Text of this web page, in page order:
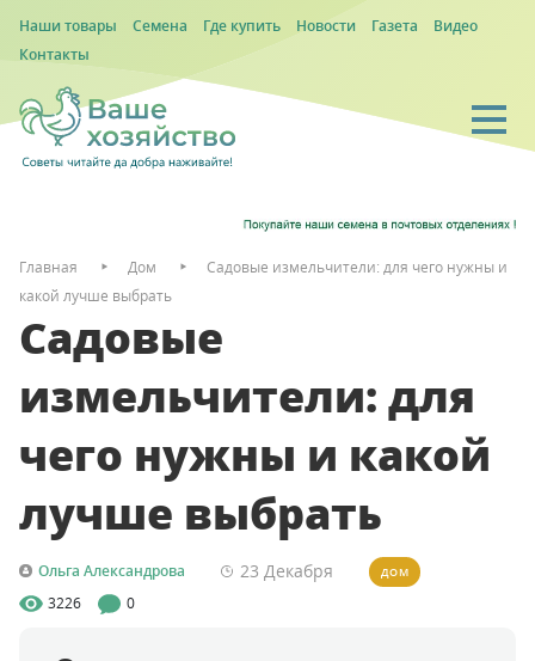
Наши товары Семена Где купить Новости Газета
Видео
Контакты
Главная Дом
Садовые измельчители: для чего нужны и
какой лучше выбрать
Садовые
измельчители: для
чего нужны и какой
лучше выбрать
Ольга Александрова 23 Декабря ДОМ
3226 0